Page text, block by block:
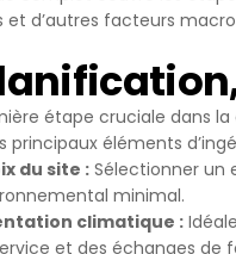
et d’autres facteurs
étape cruciale dans
principaux éléments
du site : Sélectionner un
minimal.
climatique :
et des échanges de
3.2.Kalıcı
Bu tür
depolanır
silinene
Kalıcı
bulundurarak
Kalıcı
durumunda,
olmadığı